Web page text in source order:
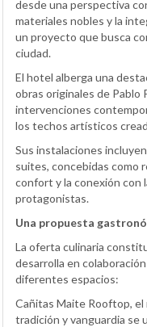
desde una perspectiva
materiales nobles y la
un proyecto que busca
ciudad.
El hotel alberga una
obras originales de Pablo
intervenciones
los techos artísticos
Sus instalaciones
suites, concebidas como
confort y la conexión con
protagonistas.
Una propuesta
La oferta culinaria
desarrolla en
diferentes espacios:
Cañitas Maite Rooftop,
tradición y vanguardia se